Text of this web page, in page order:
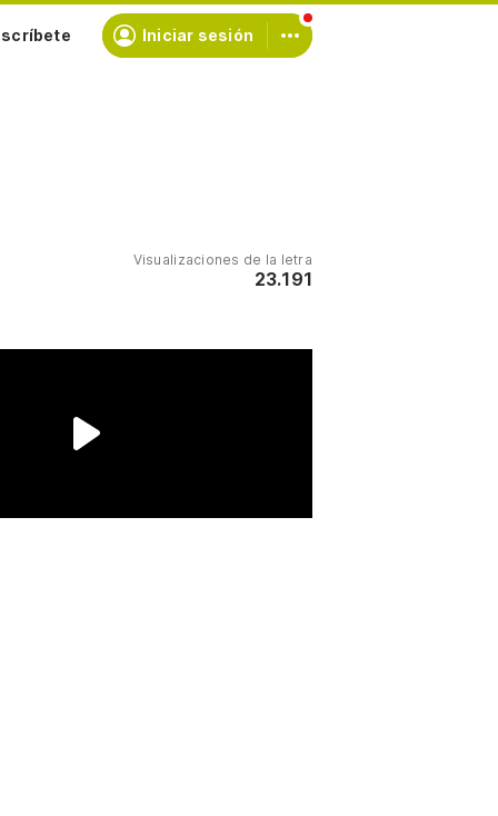
Iniciar sesión
Visualizaciones de la letra
23.191